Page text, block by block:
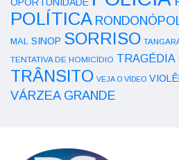
POLÍTICA
MAL SINOP SORRISO
TENTATIVA DE HOMICÍDIO TRAGÉDIA
TRÂNSITO VEJA O VÍDEO
VÁRZEA GRANDE